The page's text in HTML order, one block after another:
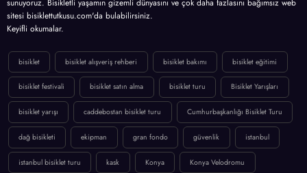
sunuyoruz. Bisikletli yaşamın gizemli dünyasını ve çok daha fazlasını bağımsız web
sitesi bisiklettutkusu.com'da bulabilirsiniz.
Keyifli okumalar.
bisiklet bisiklet alışveriş rehberi bisiklet bakımı bisiklet eğitimi
bisiklet festivali bisiklet satın alma bisiklet turu Bisiklet Yarışları
bisiklet yarışı caddebostan bisiklet turu Cumhurbaşkanlığı Bisiklet Turu
dağ bisikleti ekipman gran fondo güvenlik istanbul
istanbul bisiklet turu kask Konya Konya Velodromu